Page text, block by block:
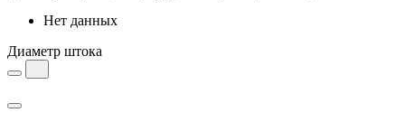
Нет данных
Диаметр штока